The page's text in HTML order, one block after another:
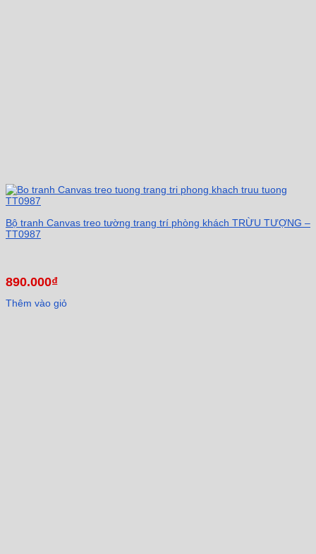
Bộ tranh Canvas treo tường trang trí phòng khách TRỪU TƯỢNG –
TT0987
890.000₫
Thêm vào giỏ